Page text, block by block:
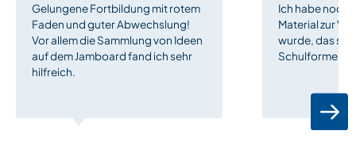
Gelungene Fortbildung mit rotem
Faden und guter Abwechslung!
Vor allem die Sammlung von Ideen
auf dem Jamboard fand ich sehr
hilfreich.
Ich habe noch
Material zur
wurde, das
Schulformen